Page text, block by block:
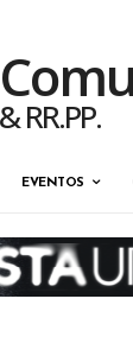
& RR.PP.
EVENTOS